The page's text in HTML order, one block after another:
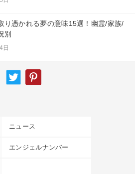
り憑かれる夢の意味15選！幽霊/家族/
別
日
ニュース
エンジェルナンバー